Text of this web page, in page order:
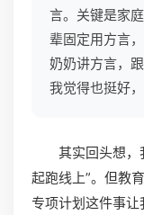
言。关键是家
辈固定用方言
奶奶讲方言，
我觉得也挺好
其实回头想，
起跑线上”。但教
专项计划这件事